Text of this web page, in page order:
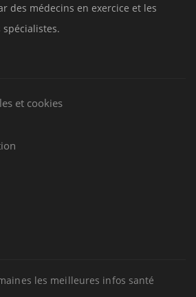
des médecins en exercice et les
et cookies
les meilleures infos santé